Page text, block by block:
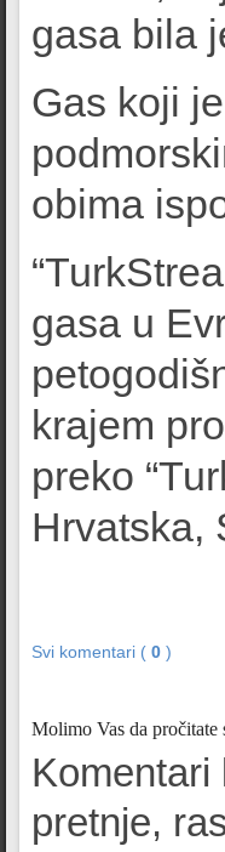
gasa bila
Gas koji
obima
gasa u
krajem
preko
Svi komentari ( 0 )
Molimo Vas da pročitate
pretnje,